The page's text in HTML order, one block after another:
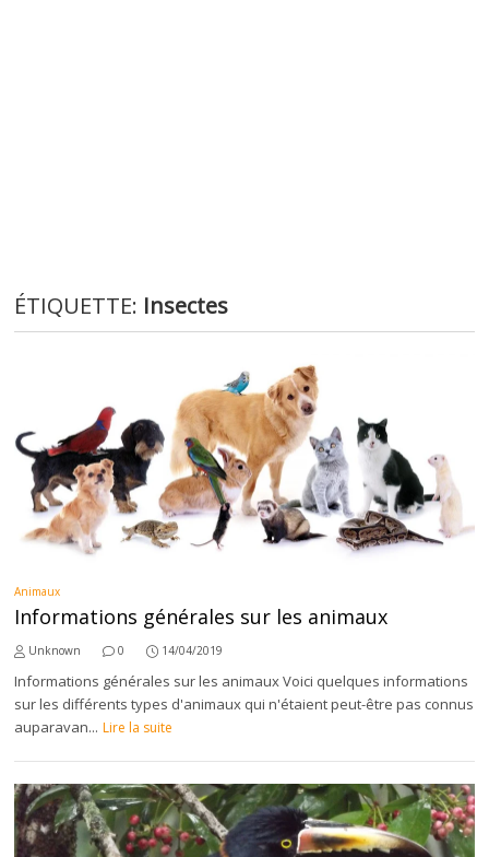
ÉTIQUETTE: Insectes
Animaux
Informations générales sur les animaux
Unknown 0 14/04/2019
Informations générales sur les animaux Voici quelques informations
sur les différents types d'animaux qui n'étaient peut-être pas connus
auparavan... Lire la suite